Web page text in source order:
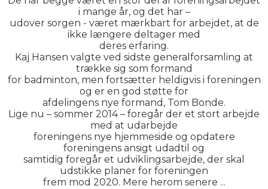
i mange år, og det har –
udover sorgen - været mærkbart for arbejdet, at de
ikke længere deltager med
deres erfaring.
Kaj Hansen valgte ved sidste generalforsamling at
trække sig som formand
for badminton, men fortsætter heldigvis i foreningen
og er en god støtte for
afdelingens nye formand, Tom Bonde.
Lige nu – sommer 2014 – foregår der et stort arbejde
med at udarbejde
foreningens nye hjemmeside og opdatere
foreningens ansigt udadtil og
samtidig foregår et udviklingsarbejde, der skal
udstikke planer for foreningen
frem mod 2020. Mere herom senere ...